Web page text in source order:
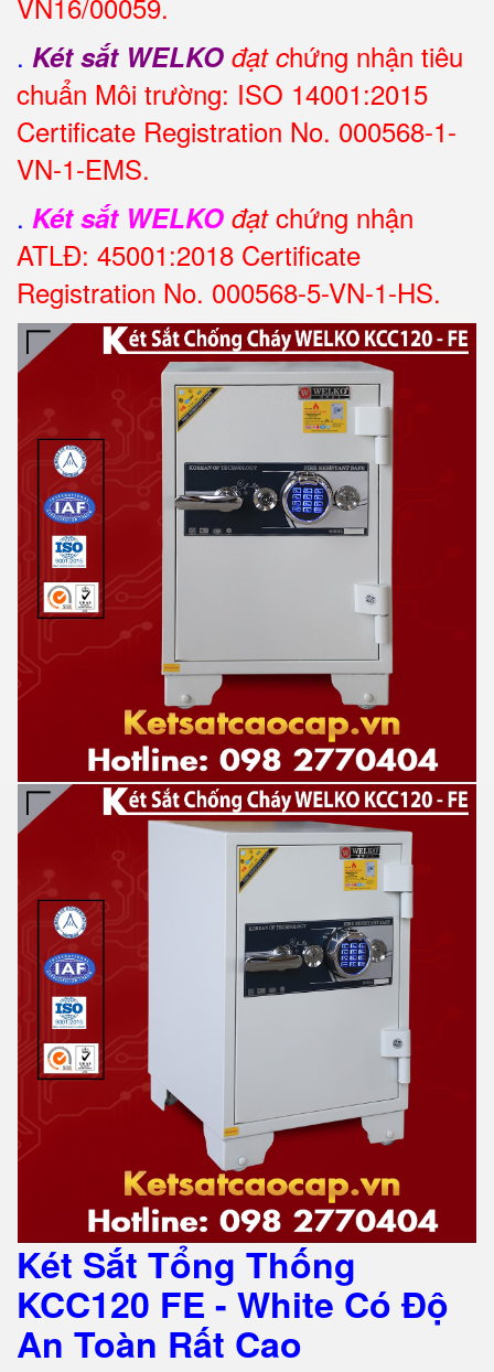
. Két sắt WELKO đạt chứng nhận tiêu
chuẩn Môi trường: ISO 14001:2015
Certificate Registration No. 000568-1-
VN-1-EMS.
. Két sắt WELKO đạtchứng nhận
ATLĐ: 45001:2018 Certificate
Registration No. 000568-5-VN-1-HS.
Két Sắt Tổng Thống
KCC120 FE - White Có Độ
An Toàn Rất Cao